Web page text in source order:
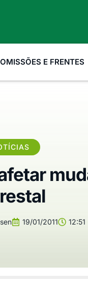
E FRENTES
19/01/2011 12:51